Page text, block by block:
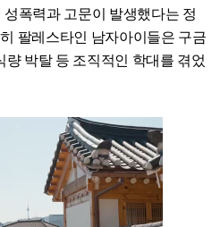
폭력과 고문이 발생했다는 정
팔레스타인 남자아이들은 구금
량 박탈 등 조직적인 학대를 겪었